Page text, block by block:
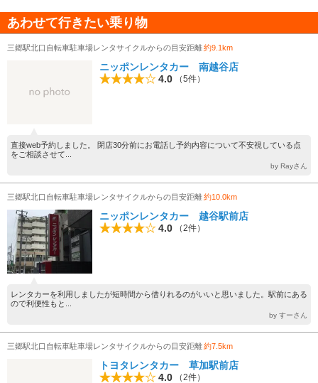
あわせて行きたい乗り物
三郷駅北口自転車駐車場レンタサイクルからの目安距離約9.1km
ニッポンレンタカー 南越谷店
4.0
（5件）
直接web予約しました。 閉店30分前にお電話し予約内容について不安視している点
をご相談させて...
by Rayさん
三郷駅北口自転車駐車場レンタサイクルからの目安距離約10.0km
ニッポンレンタカー 越谷駅前店
4.0
（2件）
レンタカーを利用しましたが短時間から借りれるのがいいと思いました。駅前にある
ので利便性もと...
by すーさん
三郷駅北口自転車駐車場レンタサイクルからの目安距離約7.5km
トヨタレンタカー 草加駅前店
4.0
（2件）